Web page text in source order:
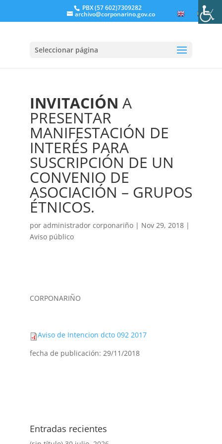
PBX (57 602)7309282
archivo@corponarino.gov.co
Seleccionar página
INVITACIÓN A
PRESENTAR
MANIFESTACIÓN DE
INTERÉS PARA
SUSCRIPCIÓN DE UN
CONVENIO DE
ASOCIACIÓN – GRUPOS
ÉTNICOS.
por administrador corponariño| Nov 29, 2018|
Aviso público
CORPONARIÑO
Aviso de Intencion dcto 092 2017
fecha de publicación: 29/11/2018
Entradas recientes
ES